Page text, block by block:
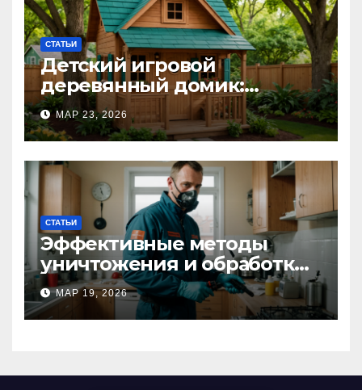
СТАТЬИ
Детский игровой
деревянный домик:
волшебное пространство
для самых маленьких от
Kastum
МАР 23, 2026
СТАТЬИ
Эффективные методы
уничтожения и обработки
тараканов в Москве:
профессиональный подход
к дезинсекции квартир и
МАР 19, 2026